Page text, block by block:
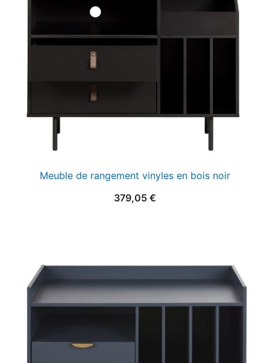
Meuble de rangement vinyles en bois noir
379,05 €